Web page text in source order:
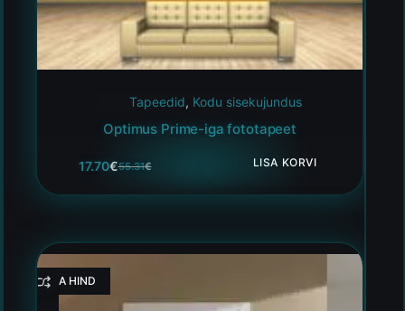
Tapeedid, Kodu sisekujundus
Optimus Prime-iga fototapeet
55.31€
17.70€ LISA KORVI
HEA HIND